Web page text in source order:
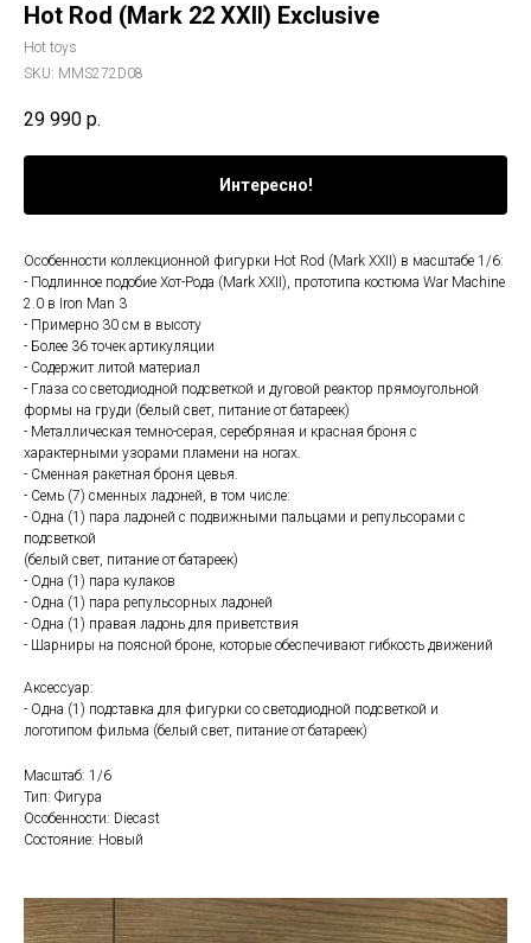
Hot Rod (Mark 22 XXII) Exclusive
Hot toys
SKU: MMS272D08
29 990 р.
Интересно!
Особенности коллекционной фигурки Hot Rod (Mark XXII) в масштабе 1/6:
- Подлинное подобие Хот-Рода (Mark XXII), прототипа костюма War Machine
2.0 в Iron Man 3
- Примерно 30 см в высоту
- Более 36 точек артикуляции
- Содержит литой материал
- Глаза со светодиодной подсветкой и дуговой реактор прямоугольной
формы на груди (белый свет, питание от батареек)
- Металлическая темно-серая, серебряная и красная броня с
характерными узорами пламени на ногах.
- Сменная ракетная броня цевья.
- Семь (7) сменных ладоней, в том числе:
- Одна (1) пара ладоней с подвижными пальцами и репульсорами с
подсветкой
(белый свет, питание от батареек)
- Одна (1) пара кулаков
- Одна (1) пара репульсорных ладоней
- Одна (1) правая ладонь для приветствия
- Шарниры на поясной броне, которые обеспечивают гибкость движений
Аксессуар:
- Одна (1) подставка для фигурки со светодиодной подсветкой и
логотипом фильма (белый свет, питание от батареек)
Масштаб: 1/6
Тип: Фигура
Особенности: Diecast
Состояние: Новый